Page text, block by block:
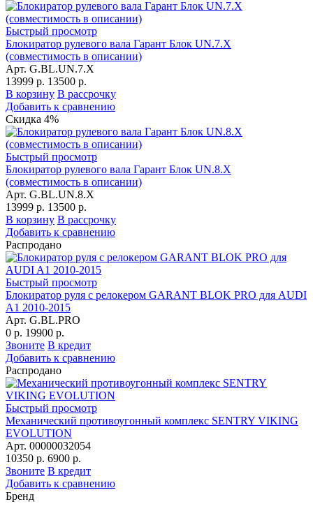
Быстрый просмотр
Блокиратор рулевого вала Гарант Блок UN.7.X
(совместимость в описании)
Арт. G.BL.UN.7.X
13999 р. 13500 р.
В корзину В рассрочку
Добавить к сравнению
Скидка 4%
Быстрый просмотр
Блокиратор рулевого вала Гарант Блок UN.8.X
(совместимость в описании)
Арт. G.BL.UN.8.X
13999 р. 13500 р.
В корзину В рассрочку
Добавить к сравнению
Распродано
Быстрый просмотр
Блокиратор руля с релокером GARANT BLOK PRO для AUDI
A1 2010-2015
Арт. G.BL.PRO
0 р. 19900 р.
Звоните В кредит
Добавить к сравнению
Распродано
Быстрый просмотр
Механический противоугонный комплекс SENTRY VIKING
EVOLUTION
Арт. 00000032054
10350 р. 6900 р.
Звоните В кредит
Добавить к сравнению
Бренд